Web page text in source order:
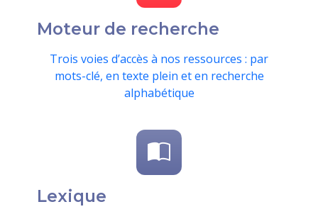
Moteur de recherche
Trois voies d’accès à nos ressources : par
mots-clé, en texte plein et en recherche
alphabétique
Lexique